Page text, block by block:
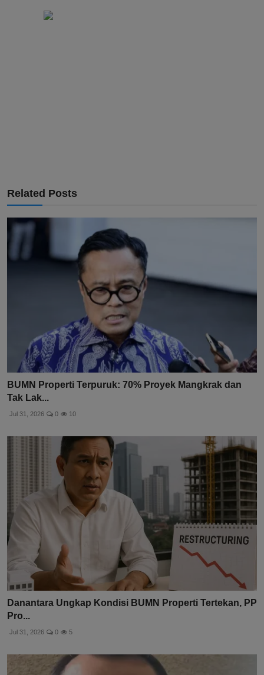
Related Posts
BUMN Properti Terpuruk: 70% Proyek Mangkrak dan
Tak Lak...
Jul 31, 2026 0 10
Danantara Ungkap Kondisi BUMN Properti Tertekan, PP
Pro...
Jul 31, 2026 0 5